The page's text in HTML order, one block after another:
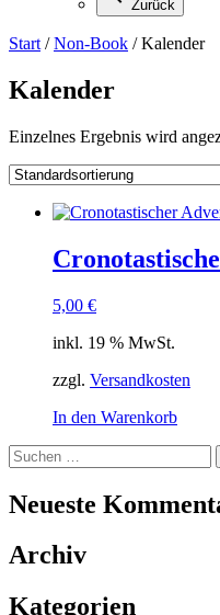
Zurück
Start /Non-Book / Kalender
Kalender
Einzelnes Ergebnis wird
5,00 €
inkl. 19 % MwSt.
zzgl. Versandkosten
In den Warenkorb
Suchen
nach:
Neueste
Archiv
Kategorien